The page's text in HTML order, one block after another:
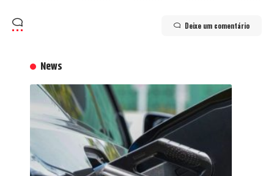
Deixe um comentário
News